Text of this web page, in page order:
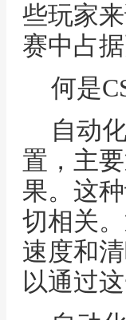
些玩家
赛中占据
何是
自动
置，主
果。这
切相关
速度和
以通过